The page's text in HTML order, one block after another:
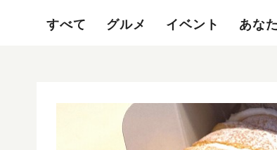
すべて グルメ イベント あな